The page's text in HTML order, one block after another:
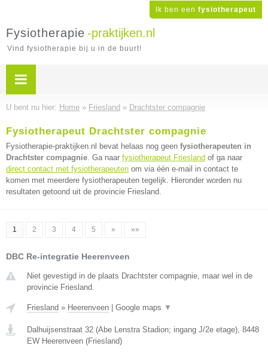
Ik ben een fysiotherapeut
Fysiotherapie -praktijken.nl
Vind fysiotherapie bij u in de buurt!
U bent nu hier: Home » Friesland » Drachtster compagnie
Fysiotherapeut Drachtster compagnie
Fysiotherapie-praktijken.nl bevat helaas nog geen fysiotherapeuten in
Drachtster compagnie. Ga naar fysiotherapeut Friesland of ga naar
direct contact met fysiotherapeuten om via één e-mail in contact te
komen met meerdere fysiotherapeuten tegelijk. Hieronder worden nu
resultaten getoond uit de provincie Friesland.
1 2 3 4 5 » »»
DBC Re-integratie Heerenveen
Niet gevestigd in de plaats Drachtster compagnie, maar wel in de
provincie Friesland.
Friesland » Heerenveen Google maps ▼
Dalhuijsenstraat 32 (Abe Lenstra Stadion; ingang J/2e etage), 8448
EW Heerenveen (Friesland)